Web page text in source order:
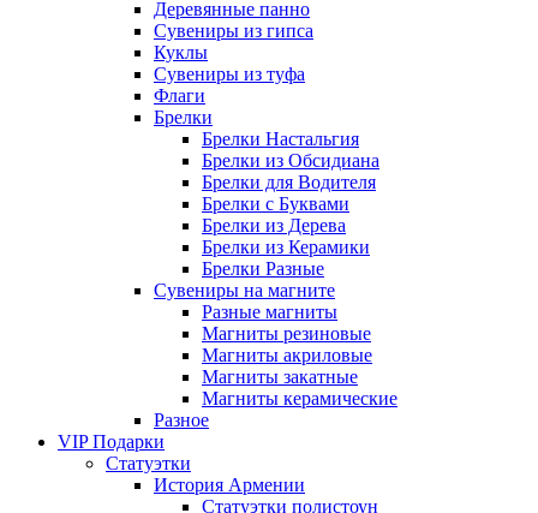
Деревянные панно
Сувениры из гипса
Куклы
Сувениры из туфа
Флаги
Брелки
Брелки Настальгия
Брелки из Обсидиана
Брелки для Водителя
Брелки с Буквами
Брелки из Дерева
Брелки из Керамики
Брелки Разные
Сувениры на магните
Разные магниты
Магниты резиновые
Магниты акриловые
Магниты закатные
Магниты керамические
Разное
VIP Подарки
Статуэтки
История Армении
Статуэтки полистоун